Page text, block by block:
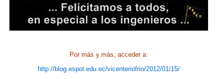
Por más y más, acceder a:
http://blog.espol.edu.ec/vicenteriofrio/2012/01/15/